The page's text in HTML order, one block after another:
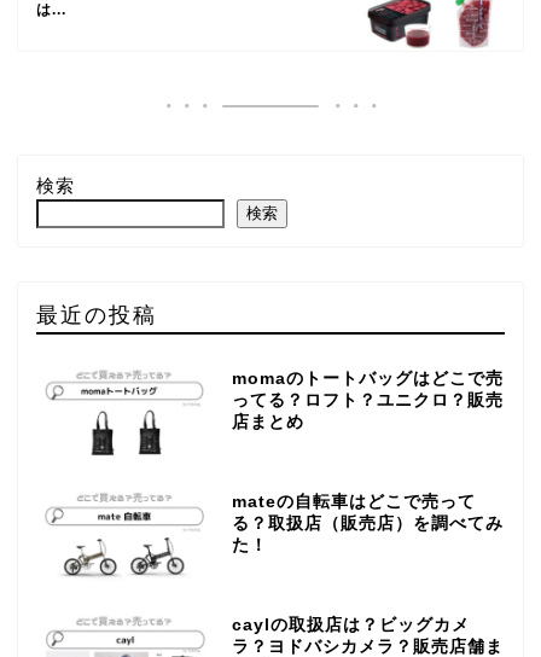
は...
検索
検索
最近の投稿
momaのトートバッグはどこで売
ってる？ロフト？ユニクロ？販売
店まとめ
mateの自転車はどこで売って
る？取扱店（販売店）を調べてみ
た！
caylの取扱店は？ビッグカメ
ラ？ヨドバシカメラ？販売店舗ま